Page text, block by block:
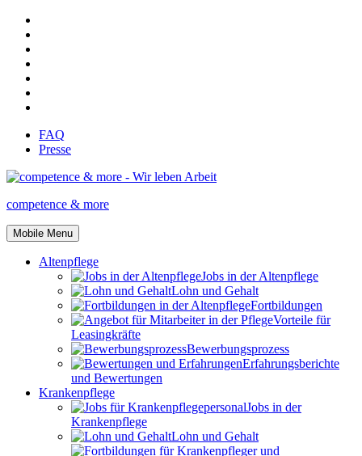
FAQ
Presse
competence & more
Mobile Menu
Altenpflege
Jobs in der Altenpflege
Lohn und Gehalt
Fortbildungen
Vorteile für
Leasingkräfte
Bewerbungsprozess
Erfahrungsberichte
und Bewertungen
Krankenpflege
Jobs in der
Krankenpflege
Lohn und Gehalt